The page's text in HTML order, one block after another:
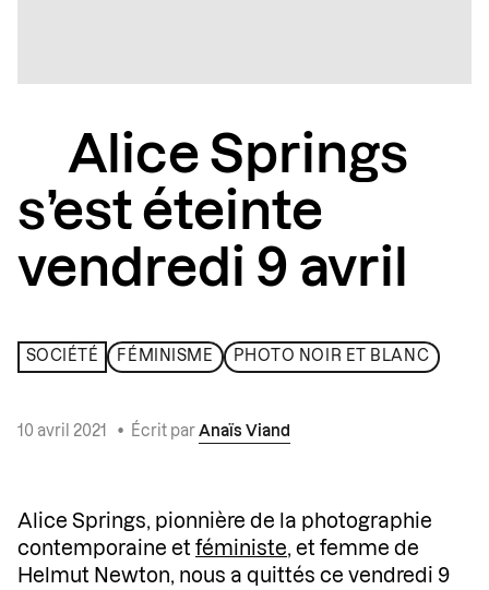
Alice Springs
s’est éteinte
vendredi 9 avril
SOCIÉTÉ FÉMINISME PHOTO NOIR ET BLANC
10 avril 2021 • Écrit par Anaïs Viand
Alice Springs, pionnière de la photographie
contemporaine et féministe, et femme de
Helmut Newton, nous a quittés ce vendredi 9